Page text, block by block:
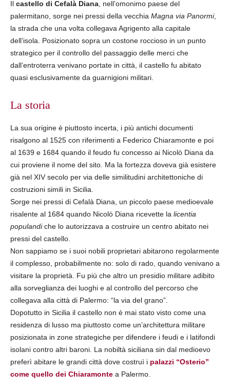
Il castello di Cefalà Diana , nell’omonimo paese del
palermitano, sorge nei pressi della vecchia Magna via Panormi,
la strada che una volta collegava Agrigento alla capitale
dell’isola. Posizionato sopra un costone roccioso in un punto
strategico per il controllo del passaggio delle merci che
dall’entroterra venivano portate in città, il castello fu abitato
quasi esclusivamente da guarnigioni militari.
La storia
La sua origine è piuttosto incerta, i più antichi documenti
risalgono al 1525 con riferimenti a Federico Chiaramonte e poi
al 1639 e 1684 quando il feudo fu concesso ai Nicolò Diana da
cui proviene il nome del sito. Ma la fortezza doveva già esistere
già nel XIV secolo per via delle similitudini architettoniche di
costruzioni simili in Sicilia.
Sorge nei pressi di Cefalà Diana, un piccolo paese medioevale
risalente al 1684 quando Nicolò Diana ricevette la licentia
populandiche lo autorizzava a costruire un centro abitato nei
pressi del castello.
Non sappiamo se i suoi nobili proprietari abitarono regolarmente
il complesso, probabilmente no: solo di rado, quando venivano a
visitare la proprietà. Fu più che altro un presidio militare adibito
alla sorveglianza dei luoghi e al controllo del percorso che
collegava alla città di Palermo: “la via del grano”.
Dopotutto in Sicilia il castello non è mai stato visto come una
residenza di lusso ma piuttosto come un’architettura militare
posizionata in zone strategiche per difendere i feudi e i latifondi
isolani contro altri baroni. La nobiltà siciliana sin dal medioevo
preferì abitare le grandi città dove costruì i palazzi “Osterio”
come quello dei Chiaramonte a Palermo.